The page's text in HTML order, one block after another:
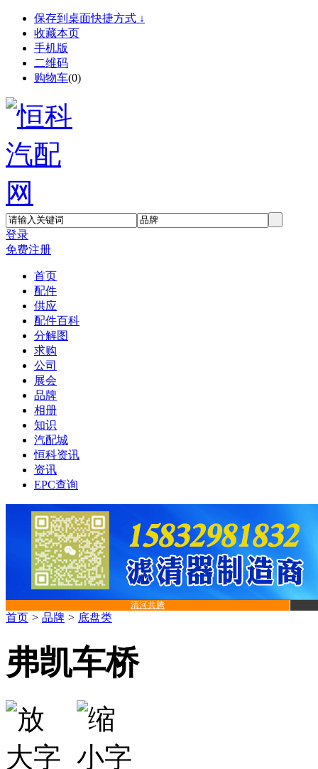
保存到桌面快捷方式 ↓
收藏本页
手机版
二维码
购物车(0)
登录
免费注册
首页
配件
供应
配件百科
分解图
求购
公司
展会
品牌
相册
知识
汽配城
恒科资讯
资讯
EPC查询
清河共腾
首页 > 品牌 > 底盘类
弗凯车桥